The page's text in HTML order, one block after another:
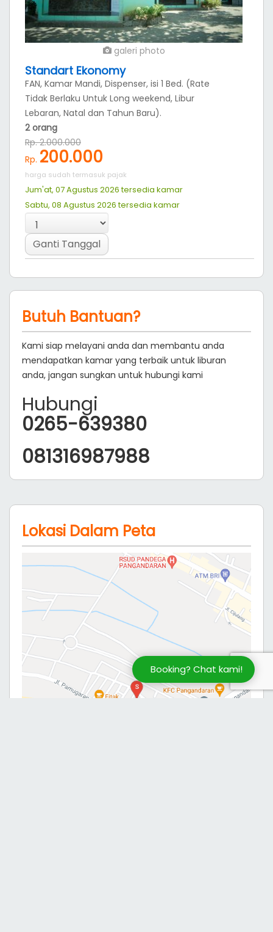
galeri photo
Standart Ekonomy
FAN, Kamar Mandi, Dispenser, isi 1 Bed. (Rate
Tidak Berlaku Untuk Long weekend, Libur
Lebaran, Natal dan Tahun Baru).
2 orang
Rp. 2.000.000
Rp. 200.000
harga sudah termasuk pajak
Jum'at, 07 Agustus 2026 tersedia kamar
Sabtu, 08 Agustus 2026 tersedia kamar
Ganti Tanggal
Butuh Bantuan?
Kami siap melayani anda dan membantu anda
mendapatkan kamar yang terbaik untuk liburan
anda, jangan sungkan untuk hubungi kami
Hubungi
0265-639380
081316987988
Lokasi Dalam Peta
Booking? Chat kami!